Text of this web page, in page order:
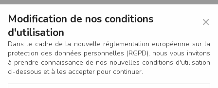
×
Modification de nos conditions
d'utilisation
Dans le cadre de la nouvelle réglementation européenne sur la
protection des données personnelles (RGPD), nous vous invitons
à prendre connaissance de nos nouvelles conditions d'utilisation
ci-dessous et à les accepter pour continuer.